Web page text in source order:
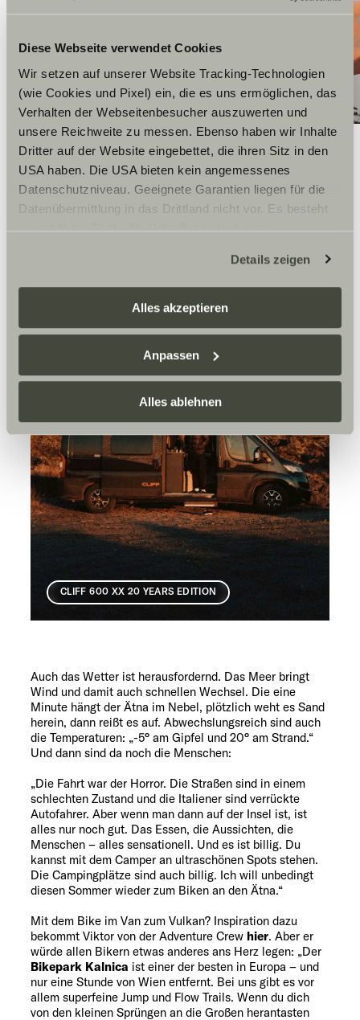
Diese Webseite verwendet Cookies
Wir setzen auf unserer Website Tracking-Technologien
(wie Cookies und Pixel) ein, die es uns ermöglichen, das
Verhalten der Webseitenbesucher auszuwerten und
unsere Reichweite zu messen. Ebenso haben wir Inhalte
Dritter auf der Website eingebettet, die ihren Sitz in den
USA haben. Die USA bieten kein angemessenes
Datenschutzniveau. Geeignete Garantien liegen für die
Datenübermittlung in das Drittland nicht vor. Es besteht
ein erhöhtes Risiko für Betroffene, da diesen
zustehen. Eingesetzte Dienstleister können Daten für
eigene Zwecke verarbeiten und mit anderen Daten
zusammenführen. Weitere Informationen finden Sie hier:
Datenschutzerklärung
einzelne Cookies/Dienste in den Einstellungen aus,
erteilen Sie uns Ihre Einwilligung zur Verarbeitung Ihrer
Daten zu den genannten Zwecken. Die Einwilligung ist
freiwillig, für den Besuch der Website nicht erforderlich
und kann jederzeit über die Einstellungen widerrufen
werden. Klicken Sie auf Ablehnen, werden nur die
notwendigen Cookies auf der Webseite gesetzt, die für
den störungsfreien Betrieb der Webseite und die
Ermöglichung der Seitennavigation erforderlich sind.
Details zeigen
Alles akzeptieren
Anpassen
Alles ablehnen
CLIFF 600 XX 20 YEARS EDITION
Auch das Wetter ist herausfordernd. Das Meer bringt
Wind und damit auch schnellen Wechsel. Die eine
Minute hängt der Ätna im Nebel, plötzlich weht es Sand
herein, dann reißt es auf. Abwechslungsreich sind auch
die Temperaturen: „-5° am Gipfel und 20° am Strand.“
Und dann sind da noch die Menschen:
„Die Fahrt war der Horror. Die Straßen sind in einem
schlechten Zustand und die Italiener sind verrückte
Autofahrer. Aber wenn man dann auf der Insel ist, ist
alles nur noch gut. Das Essen, die Aussichten, die
Menschen – alles sensationell. Und es ist billig. Du
kannst mit dem Camper an ultraschönen Spots stehen.
Die Campingplätze sind auch billig. Ich will unbedingt
diesen Sommer wieder zum Biken an den Ätna.“
Mit dem Bike im Van zum Vulkan? Inspiration dazu
bekommt Viktor von der Adventure Crew hier. Aber er
würde allen Bikern etwas anderes ans Herz legen: „Der
Bikepark Kalnica ist einer der besten in Europa – und
nur eine Stunde von Wien entfernt. Bei uns gibt es vor
allem superfeine Jump und Flow Trails. Wenn du dich
von den kleinen Sprüngen an die Großen herantasten